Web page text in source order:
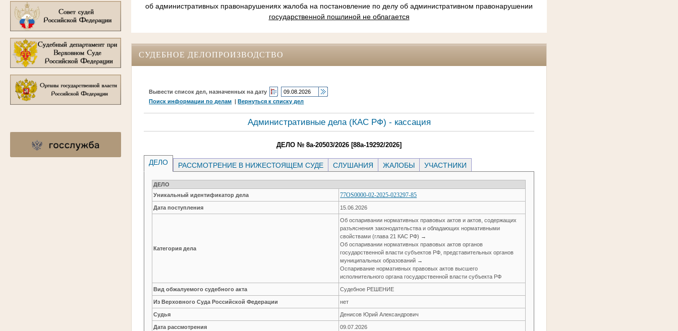
об административных правонарушениях жалоба на постановление по делу об административном правонарушении
государственной пошлиной не облагается
СУДЕБНОЕ ДЕЛОПРОИЗВОДСТВО
Вывести список дел, назначенных на дату
Поиск информации по делам |Вернуться к списку дел
Административные дела (КАC РФ) - кассация
ДЕЛО № 8а-20503/2026 [88а-19292/2026]
ДЕЛО РАССМОТРЕНИЕ В НИЖЕСТОЯЩЕМ СУДЕ СЛУШАНИЯ ЖАЛОБЫ УЧАСТНИКИ
ДЕЛО
Уникальный идентификатор дела
77OS0000-02-2025-023297-85
Дата поступления 15.06.2026
Категория дела
Об оспаривании нормативных правовых актов и актов, содержащих
разъяснения законодательства и обладающих нормативными
свойствами (глава 21 КАС РФ) →
Об оспаривании нормативных правовых актов органов
государственной власти субъектов РФ, представительных органов
муниципальных образований →
Оспаривание нормативных правовых актов высшего
исполнительного органа государственной власти субъекта РФ
Вид обжалуемого судебного акта Судебное РЕШЕНИЕ
Из Верховного Суда Российской Федерации нет
Судья Денисов Юрий Александрович
Дата рассмотрения 09.07.2026